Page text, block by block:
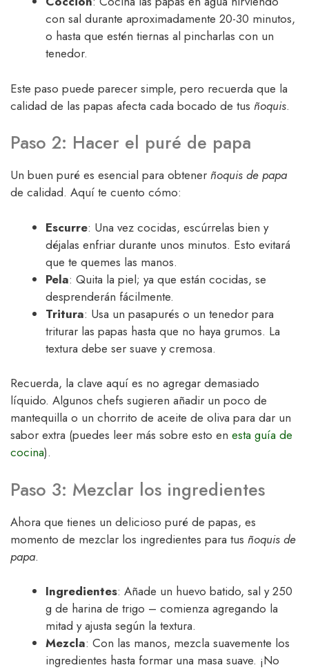
con sal durante aproximadamente 20-30 minutos,
o hasta que estén tiernas al pincharlas con un
tenedor.
Este paso puede parecer simple, pero recuerda que la
calidad de las papas afecta cada bocado de tus ñoquis.
Paso 2: Hacer el puré de papa
Un buen puré es esencial para obtener ñoquis de papa
de calidad. Aquí te cuento cómo:
Escurre: Una vez cocidas, escúrrelas bien y
déjalas enfriar durante unos minutos. Esto evitará
que te quemes las manos.
Pela: Quita la piel; ya que están cocidas, se
desprenderán fácilmente.
Tritura: Usa un pasapurés o un tenedor para
triturar las papas hasta que no haya grumos. La
textura debe ser suave y cremosa.
Recuerda, la clave aquí es no agregar demasiado
líquido. Algunos chefs sugieren añadir un poco de
mantequilla o un chorrito de aceite de oliva para dar un
sabor extra (puedes leer más sobre esto en esta guía de
cocina).
Paso 3: Mezclar los ingredientes
Ahora que tienes un delicioso puré de papas, es
momento de mezclar los ingredientes para tus ñoquis de
papa.
Ingredientes: Añade un huevo batido, sal y 250
g de harina de trigo – comienza agregando la
mitad y ajusta según la textura.
Mezcla: Con las manos, mezcla suavemente los
ingredientes hasta formar una masa suave. ¡No